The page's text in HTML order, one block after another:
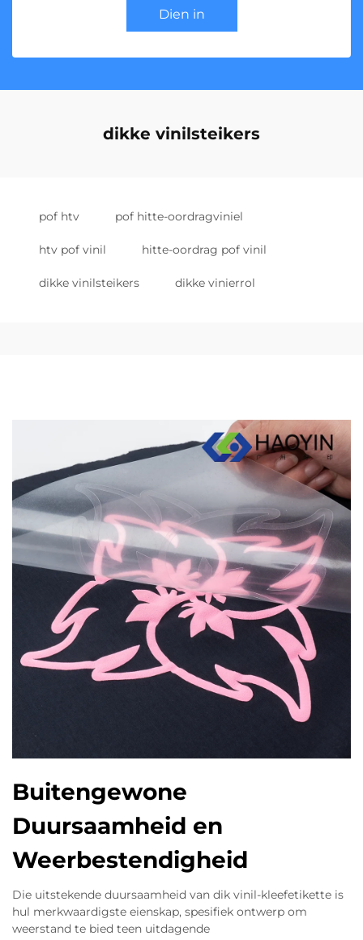
Dien in
dikke vinilsteikers
pof htv pof hitte-oordragviniel
htv pof vinil hitte-oordrag pof vinil
dikke vinilsteikers dikke vinierrol
Buitengewone
Duursaamheid en
Weerbestendigheid
Die uitstekende duursaamheid van dik vinil-kleefetikette is
hul merkwaardigste eienskap, spesifiek ontwerp om
weerstand te bied teen uitdagende